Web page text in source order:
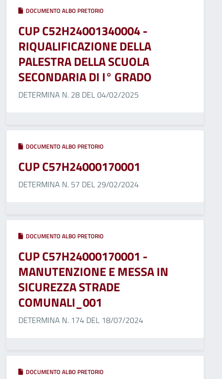
DOCUMENTO ALBO PRETORIO
CUP C52H24001340004 -
RIQUALIFICAZIONE DELLA
PALESTRA DELLA SCUOLA
SECONDARIA DI I° GRADO
DETERMINA N. 28 DEL 04/02/2025
DOCUMENTO ALBO PRETORIO
CUP C57H24000170001
DETERMINA N. 57 DEL 29/02/2024
DOCUMENTO ALBO PRETORIO
CUP C57H24000170001 -
MANUTENZIONE E MESSA IN
SICUREZZA STRADE
COMUNALI_001
DETERMINA N. 174 DEL 18/07/2024
DOCUMENTO ALBO PRETORIO